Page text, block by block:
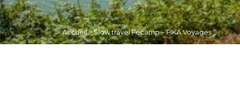
Accueil>Slow travel Fécamp – FIKA Voyages